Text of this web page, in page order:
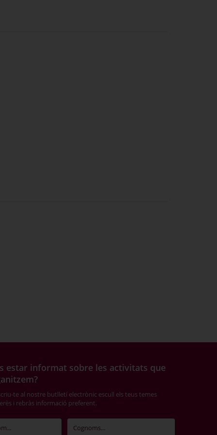
estar informat sobre les activitats que
te al nostre butlletí electrònic escull els teus temes
i rebràs informació preferent.